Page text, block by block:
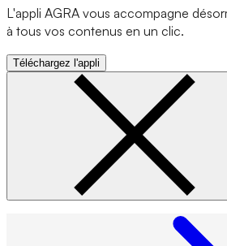
L'appli AGRA vous accompagne
à tous vos contenus en un clic.
Téléchargez l'appli